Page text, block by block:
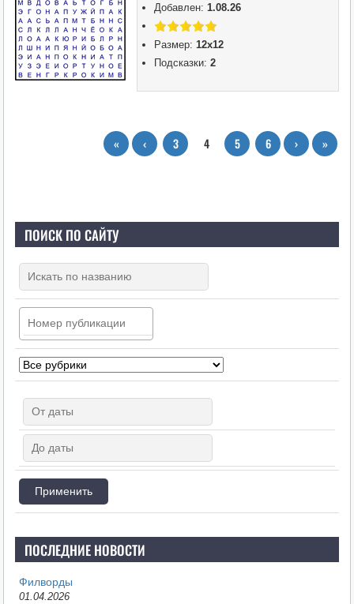
Добавлен: 1.08.26
Размер: 12х12
Подсказки:2
« ‹ 3 4 5 6 › »
ПОИСК ПО САЙТУ
ПОСЛЕДНИЕ НОВОСТИ
Филворды
01.04.2026